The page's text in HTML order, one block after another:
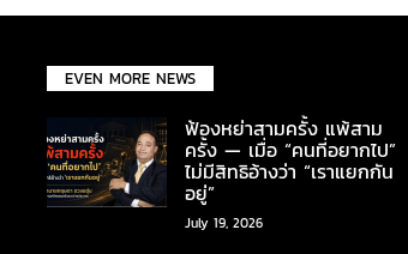
EVEN MORE NEWS
ฟ้องหย่าสามครั้ง แพ้สาม
ครั้ง — เมื่อ “คนที่อยากไป”
ไม่มีสิทธิอ้างว่า “เราแยกกัน
อยู่”
July 19, 2026